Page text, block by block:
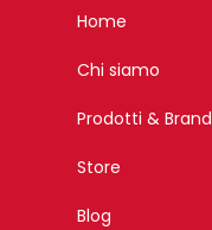
Home
Chi siamo
Prodotti & Brand
Store
Blog